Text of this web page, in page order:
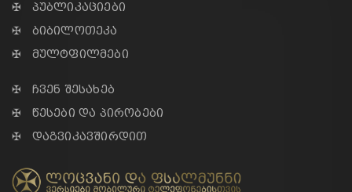
✠ პუბლიკაციები
✠ ბიბილოთეკა
✠ მულტფილმები
✠ ჩვენ შესახებ
✠ წესები და პირობები
✠ დაგვიკავშირდით